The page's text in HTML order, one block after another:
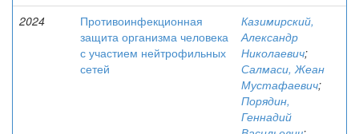
2024
Противоинфекционная
защита организма человека
с участием нейтрофильных
сетей
Казимирский,
Александр
Николаевич;
Салмаси, Жеан
Мустафаевич;
Порядин,
Геннадий